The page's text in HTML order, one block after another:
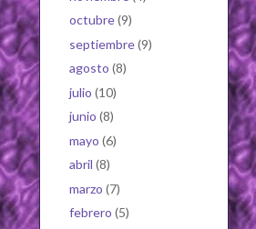
octubre(9)
septiembre(9)
agosto (8)
julio (10)
junio (8)
mayo (6)
abril (8)
marzo (7)
febrero (5)